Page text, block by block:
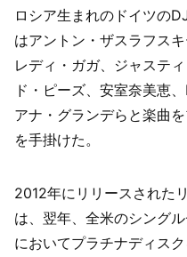
ロシア生まれのドイツの
はアントン・ザスラフスキ
レディ・ガガ、ジャステ
ド・ピーズ、安室奈美恵
アナ・グランデらと楽曲
を手掛けた。
2012年にリリースされた
は、翌年、全米のシング
においてプラチナディス